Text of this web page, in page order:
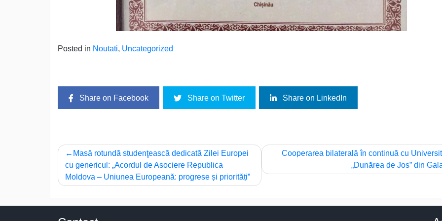
Posted in Noutati, Uncategorized
Share on Facebook Share on Twitter Share on LinkedIn
Post
navigation
Masă rotundă studenţească dedicată Zilei Europei
cu genericul: „Acordul de Asociere Republica
Moldova – Uniunea Europeană: progrese și priorități”
Cooperarea bilaterală în continuă cu
„Dunărea de Jos” din